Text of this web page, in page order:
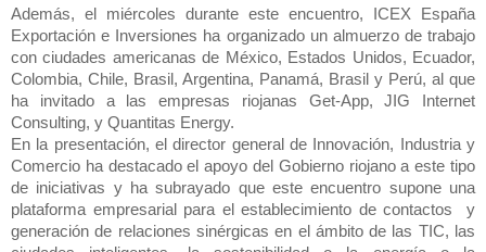
Además, el miércoles durante este encuentro, ICEX España
Exportación e Inversiones ha organizado un almuerzo de trabajo
con ciudades americanas de México, Estados Unidos, Ecuador,
Colombia, Chile, Brasil, Argentina, Panamá, Brasil y Perú, al que
ha invitado a las empresas riojanas Get-App, JIG Internet
Consulting, y Quantitas Energy.
En la presentación, el director general de Innovación, Industria y
Comercio ha destacado el apoyo del Gobierno riojano a este tipo
de iniciativas y ha subrayado que este encuentro supone una
plataforma empresarial para el establecimiento de contactos
y
generación de relaciones sinérgicas en el ámbito de las TIC, las